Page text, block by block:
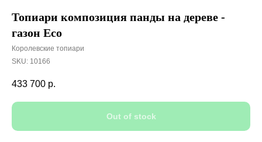
Топиари композиция панды на дереве -
газон Есо
Королевские топиари
SKU: 10166
433 700 р.
Out of stock